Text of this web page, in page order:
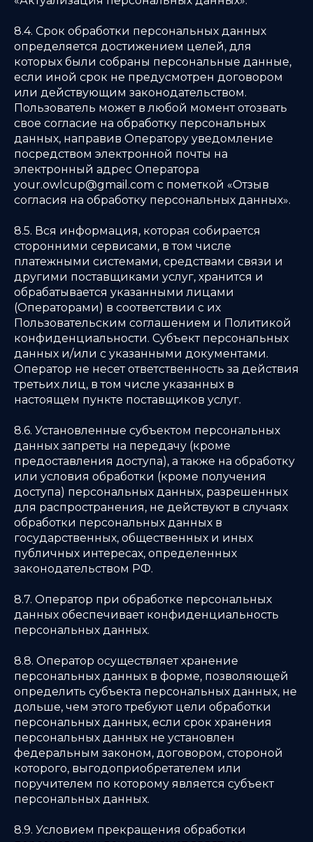
8.4. Срок обработки персональных данных
определяется достижением целей, для
которых были собраны персональные данные,
если иной срок не предусмотрен договором
или действующим законодательством.
Пользователь может в любой момент отозвать
свое согласие на обработку персональных
данных, направив Оператору уведомление
посредством электронной почты на
электронный адрес Оператора
your.owlcup@gmail.com с пометкой «Отзыв
согласия на обработку персональных данных».
8.5. Вся информация, которая собирается
сторонними сервисами, в том числе
платежными системами, средствами связи и
другими поставщиками услуг, хранится и
обрабатывается указанными лицами
(Операторами) в соответствии с их
Пользовательским соглашением и Политикой
конфиденциальности. Субъект персональных
данных и/или с указанными документами.
Оператор не несет ответственность за действия
третьих лиц, в том числе указанных в
настоящем пункте поставщиков услуг.
8.6. Установленные субъектом персональных
данных запреты на передачу (кроме
предоставления доступа), а также на обработку
или условия обработки (кроме получения
доступа) персональных данных, разрешенных
для распространения, не действуют в случаях
обработки персональных данных в
государственных, общественных и иных
публичных интересах, определенных
законодательством РФ.
8.7. Оператор при обработке персональных
данных обеспечивает конфиденциальность
персональных данных.
8.8. Оператор осуществляет хранение
персональных данных в форме, позволяющей
определить субъекта персональных данных, не
дольше, чем этого требуют цели обработки
персональных данных, если срок хранения
персональных данных не установлен
федеральным законом, договором, стороной
которого, выгодоприобретателем или
поручителем по которому является субъект
персональных данных.
8.9. Условием прекращения обработки